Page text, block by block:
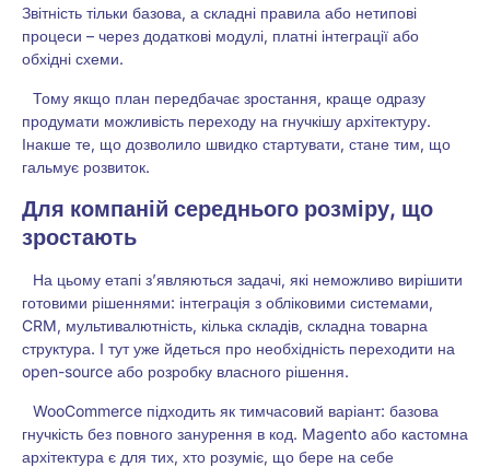
Звітність тільки базова, а складні правила або нетипові
процеси – через додаткові модулі, платні інтеграції або
обхідні схеми.
Тому якщо план передбачає зростання, краще одразу
продумати можливість переходу на гнучкішу архітектуру.
Інакше те, що дозволило швидко стартувати, стане тим, що
гальмує розвиток.
Для компаній середнього розміру, що
зростають
На цьому етапі з’являються задачі, які неможливо вирішити
готовими рішеннями: інтеграція з обліковими системами,
CRM, мультивалютність, кілька складів, складна товарна
структура. І тут уже йдеться про необхідність переходити на
open-source або розробку власного рішення.
WooCommerce підходить як тимчасовий варіант: базова
гнучкість без повного занурення в код. Magento або кастомна
архітектура є для тих, хто розуміє, що бере на себе